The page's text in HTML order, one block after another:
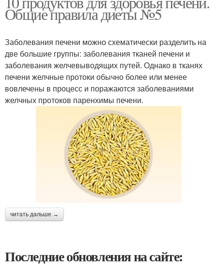
Общие правила диеты №5
Заболевания печени можно схематически разделить на
две большие группы: заболевания тканей печени и
заболевания желчевыводящих путей. Однако в тканях
печени желчные протоки обычно более или менее
вовлечены в процесс и поражаются заболеваниями
желчных протоков паренхимы печени.
читать дальше →
Последние обновления на сайте: